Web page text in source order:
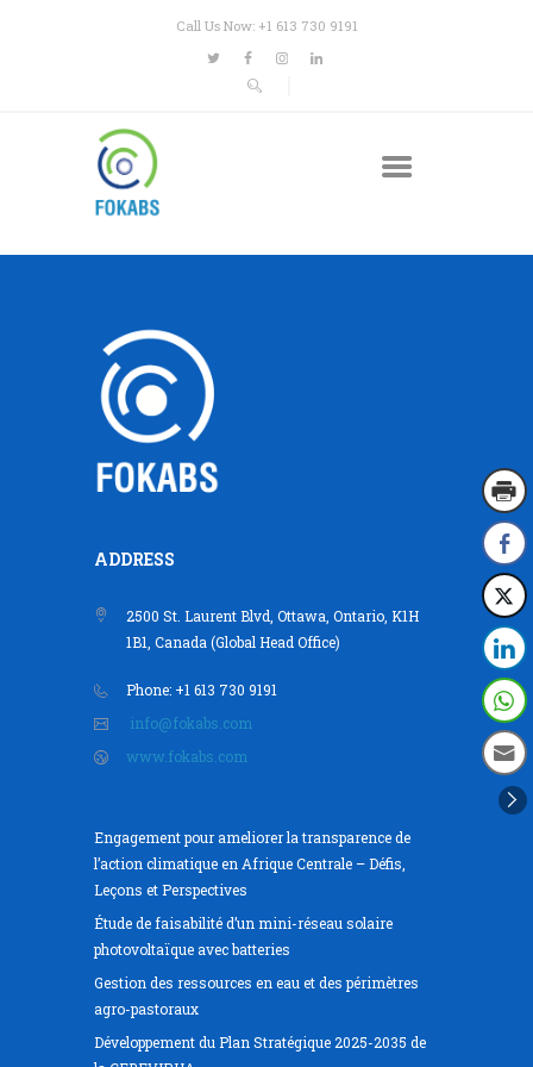
Call Us Now: +1 613 730 9191
ADDRESS
2500 St. Laurent Blvd, Ottawa, Ontario, K1H
1B1, Canada (Global Head Office)
Phone: +1 613 730 9191
info@fokabs.com
www.fokabs.com
Engagement pour ameliorer la transparence de
l’action climatique en Afrique Centrale – Défis,
Leçons et Perspectives
Étude de faisabilité d’un mini-réseau solaire
photovoltaïque avec batteries
Gestion des ressources en eau et des périmètres
agro-pastoraux
Développement du Plan Stratégique 2025-2035 de